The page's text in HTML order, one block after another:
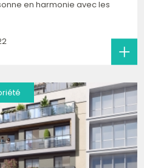
en harmonie avec les